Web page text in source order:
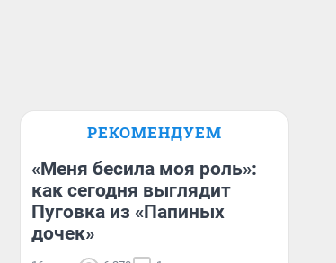
РЕКОМЕНДУЕМ
«Меня бесила моя роль»:
как сегодня выглядит
Пуговка из «Папиных
дочек»